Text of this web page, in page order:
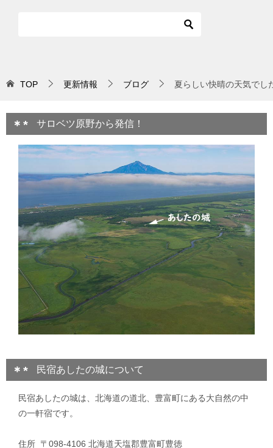
TOP 更新情報 ブログ 夏らしい快晴の天気でし
サロベツ原野から発信！
民宿あしたの城について
民宿あしたの城は、北海道の道北、豊富町にある大自然の中
の一軒宿です。
住所 〒098-4106 北海道天塩郡豊富町豊徳